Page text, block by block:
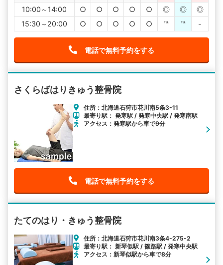
10:00～14:00
○ ○ ○ ○ ○ ◎ ◎
◎
15:30～20:00
○ ○ ○ ○ ○ ℡ ℡ -
電話で無料予約をする
さくらばはりきゅう整骨院
住所：北海道石狩市花川南5条3-11
最寄り駅： 発寒駅 / 発寒中央駅 / 発寒南駅
アクセス：発寒駅から車で9分
電話で無料予約をする
たてのはり・きゅう整骨院
住所：北海道石狩市花川南3条4-275-2
最寄り駅： 新琴似駅 / 篠路駅 / 発寒中央駅
アクセス：新琴似駅から車で8分